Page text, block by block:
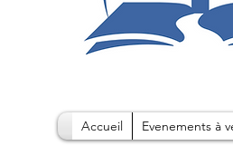
Accueil Evenements à